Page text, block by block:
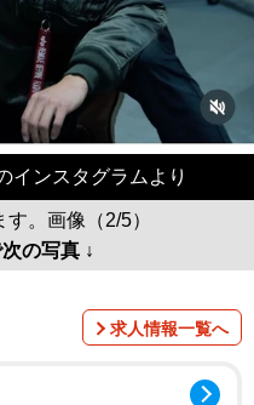
インスタグラムより
。画像（2/5）
の写真 ↓
求人情報一覧へ